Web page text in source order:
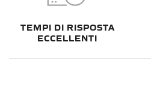
TEMPI DI RISPOSTA
ECCELLENTI